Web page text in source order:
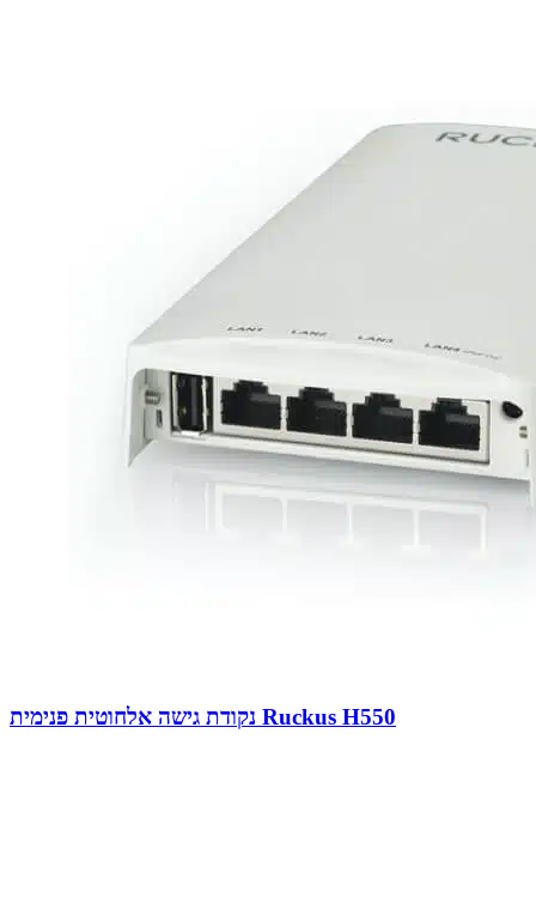
נקודת גישה אלחוטית פנימית Ruckus H550